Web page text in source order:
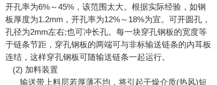
开孔率为6%～45%，该范围太大。根据实际经验，如钢
板厚度为1.2mm，开孔率为12%～18%为宜。可开圆孔，
孔径为2mm左右;也可冲长孔。每一块穿孔钢板的宽度等
于链条节距，穿孔钢板的两端可与非标输送链条的内耳板
连结，这样穿孔钢板可随输送链条一起运行。
(2) 加料装置
输送带上料层若厚薄不均，将引起干燥介质(热风)短